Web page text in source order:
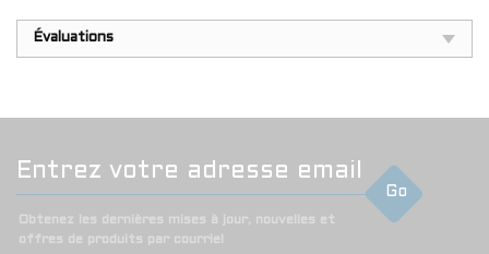
Évaluations
Go
Obtenez les dernières mises à jour, nouvelles et
offres de produits par courriel